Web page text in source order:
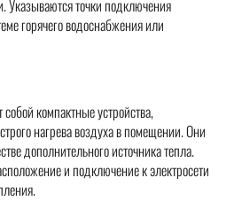
Указываются точки подключения
горячего водоснабжения или
компактные устройства,
нагрева воздуха в помещении. Они
дополнительного источника тепла.
и подключение к электросети